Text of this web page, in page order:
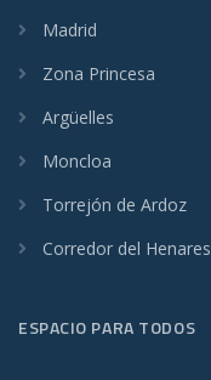
Madrid
Zona Princesa
Argüelles
Moncloa
Torrejón de Ardoz
Corredor del Henares
ESPACIO PARA TODOS